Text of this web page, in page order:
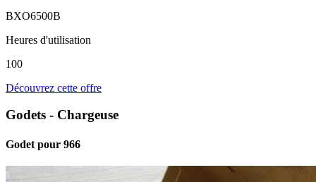
BXO6500B
Heures d'utilisation
100
Découvrez cette offre
Godets - Chargeuse
Godet pour 966